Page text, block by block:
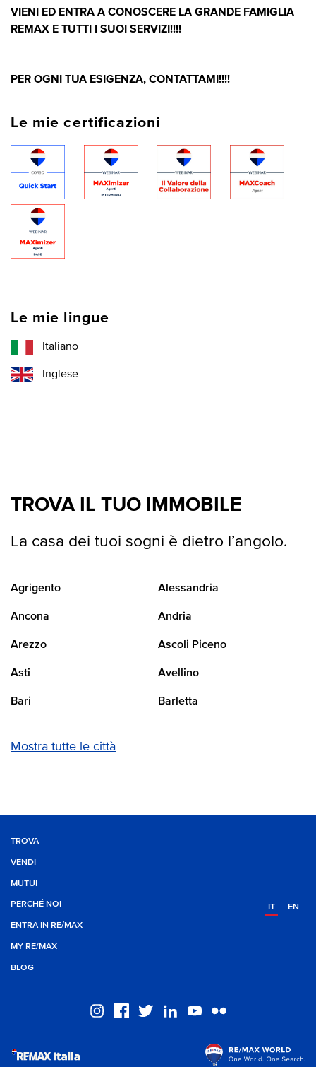
VIENI ED ENTRA A CONOSCERE LA GRANDE FAMIGLIA
REMAX E TUTTI I SUOI SERVIZI!!!!
PER OGNI TUA ESIGENZA, CONTATTAMI!!!!
Le mie certificazioni
Le mie lingue
Italiano
Inglese
TROVA IL TUO IMMOBILE
La casa dei tuoi sogni è dietro l’angolo.
Agrigento Alessandria
Ancona Andria
Arezzo Ascoli Piceno
Asti Avellino
Bari Barletta
Mostra tutte le città
TROVA
VENDI
MUTUI
PERCHÉ NOI
ENTRA IN RE/MAX
MY RE/MAX
BLOG
IT EN